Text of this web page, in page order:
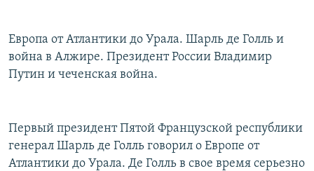
Европа от Атлантики до Урала. Шарль де Голль и
война в Алжире. Президент России Владимир
Путин и чеченская война.
Первый президент Пятой Французской республики
генерал Шарль де Голль говорил о Европе от
Атлантики до Урала. Де Голль в свое время серьезно